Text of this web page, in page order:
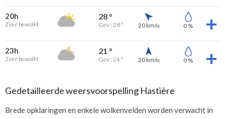
20h
Zeer bewolkt
28 °
Gev : 28 ° 20 km/u 0 %
23h
Zeer bewolkt
21 °
Gev : 24 ° 20 km/u 0 %
Gedetailleerde weersvoorspelling Hastière
Brede opklaringen en enkele wolkenvelden worden verwacht in